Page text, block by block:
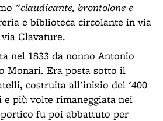
"claudicante, brontolone e
e biblioteca circolante in via
Clavature.
nel 1833 da nonno Antonio
Monari. Era posta sotto il
costruita all'inizio del '400
più volte rimaneggiata nei
fu poi abbattuto per